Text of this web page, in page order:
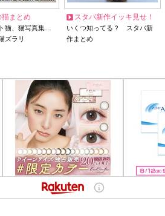
まとめ
猫、猫写真集…
ズラリ
スタバ新作イッキ見せ！
いくつ知ってる？ スタバ新
作まとめ